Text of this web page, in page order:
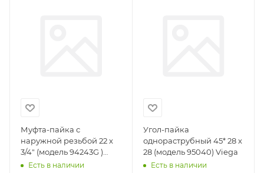
Муфта-пайка с
наружной резьбой 22 х
3/4" (модель 94243G )
Viega
Есть в наличии
Угол-пайка
однораструбный 45* 28 х
28 (модель 95040) Viega
Есть в наличии